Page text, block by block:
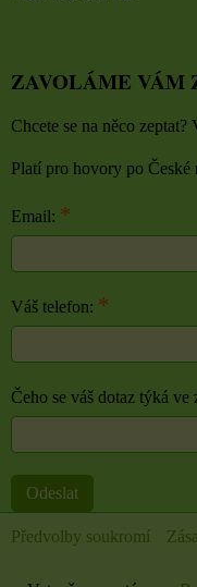
ZAVOLÁME VÁM
Chcete se na něco
Platí pro hovory po České
Email: *
Váš telefon: *
Čeho se váš dotaz týká ve
Odeslat
Předvolby soukromí